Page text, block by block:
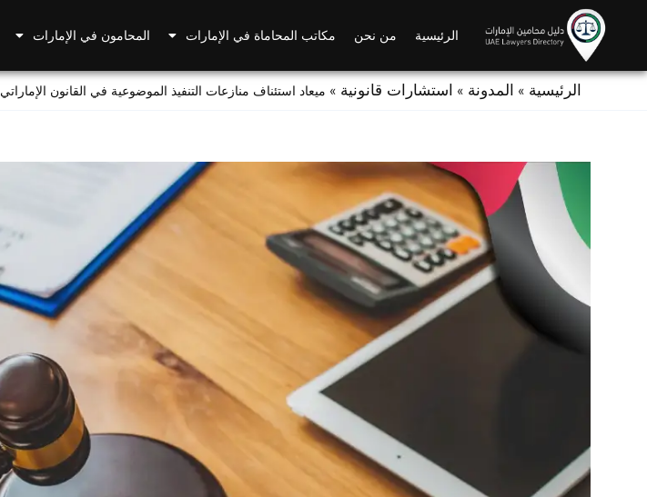
content
الرئيسية من نحن مكاتب المحاماة في الإمارات المحامون في الإمارات
الرئيسية » المدونة » استشارات قانونية » ميعاد استئناف منازعات التنفيذ الموضوعية في القانون الإماراتي